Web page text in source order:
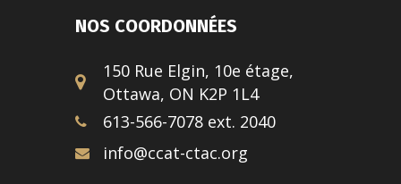
NOS COORDONNÉES
150 Rue Elgin, 10e étage,
Ottawa, ON K2P 1L4
613-566-7078 ext. 2040
info@ccat-ctac.org